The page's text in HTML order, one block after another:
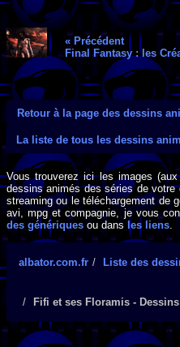
« Précédent
Final Fantasy : les
Retour à la page des dessins
La liste de tous les dessins
Vous trouverez ici les images
dessins animés des séries de
streaming ou le téléchargement de
avi, mpg et compagnie, je vous
des génériques ou dans les liens.
albator.com.fr Liste des
Fifi et ses Floramis -